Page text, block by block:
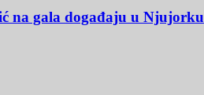
na gala događaju u Njujorku